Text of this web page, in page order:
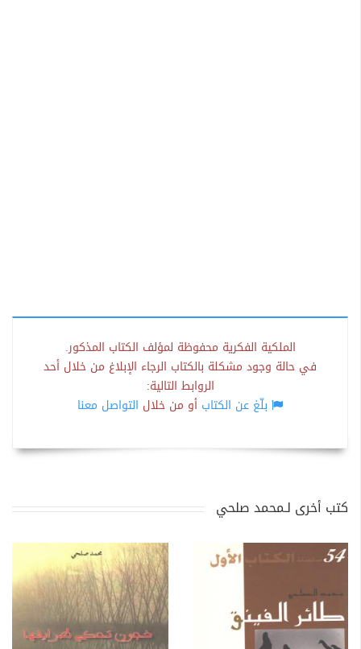
الملكية الفكرية محفوظة لمؤلف الكتاب المذكور.
في حالة وجود مشكلة بالكتاب الرجاء الإبلاغ من خلال أحد
الروابط التالية:
بلّغ عن الكتاب أو من خلال التواصل معنا
كتب أخرى لـمحمد صلحي